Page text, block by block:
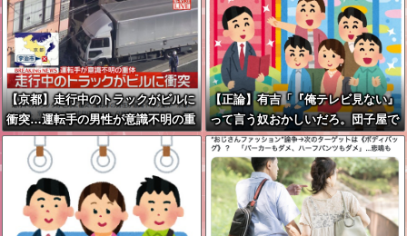
【京都】走行中のトラックがビルに
衝突…運転手の男性が意識不明の重
体 宇治市
【正論】有吉「『俺テレビ見ない』
って言う奴おかしいだろ。団子屋で
『団子食べない』って言うか？」